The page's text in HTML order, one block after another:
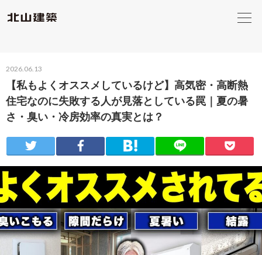
2026.06.13
【私もよくオススメしているけど】高気密・高断熱
住宅なのに失敗する人が見落としている罠｜夏の暑
さ・臭い・冷房効率の真実とは？